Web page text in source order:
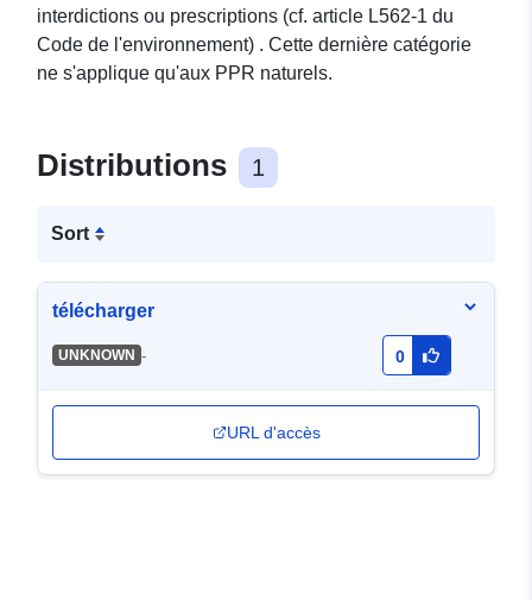
interdictions ou prescriptions (cf. article L562-1 du
Code de l'environnement) . Cette dernière catégorie
ne s'applique qu'aux PPR naturels.
Distributions 1
Sort
télécharger
UNKNOWN - 0
URL d'accès